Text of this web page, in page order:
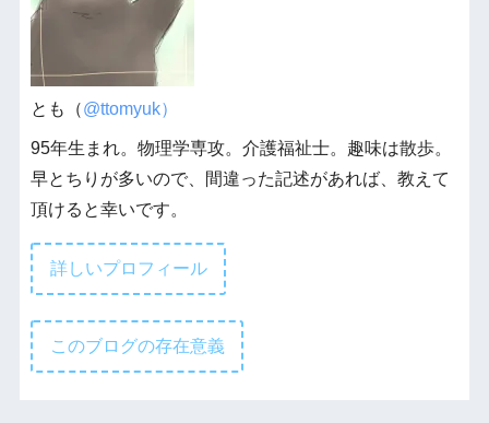
とも（@ttomyuk）
95年生まれ。物理学専攻。介護福祉士。趣味は散歩。
早とちりが多いので、間違った記述があれば、教えて
頂けると幸いです。
詳しいプロフィール
このブログの存在意義